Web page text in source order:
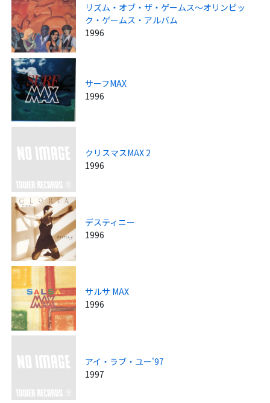
リズム・オブ・ザ・ゲームス～オリンピッ
ク・ゲームス・アルバム
1996
サーフMAX
1996
クリスマスMAX 2
1996
デスティニー
1996
サルサ MAX
1996
アイ・ラブ・ユー'97
1997